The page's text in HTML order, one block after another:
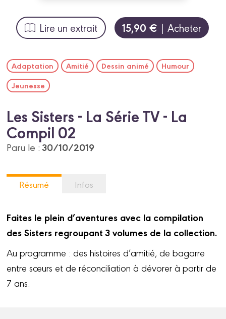
Lire un extrait 15,90 € | Acheter
Adaptation Amitié Dessin animé
Humour
Jeunesse
Les Sisters - La Série TV - La
Compil 02
Paru le :30/10/2019
Résumé Infos
Faites le plein d’aventures avec la compilation
des Sisters regroupant 3 volumes de la collection.
Au programme : des histoires d’amitié, de bagarre
entre sœurs et de réconciliation à dévorer à partir de
7 ans.